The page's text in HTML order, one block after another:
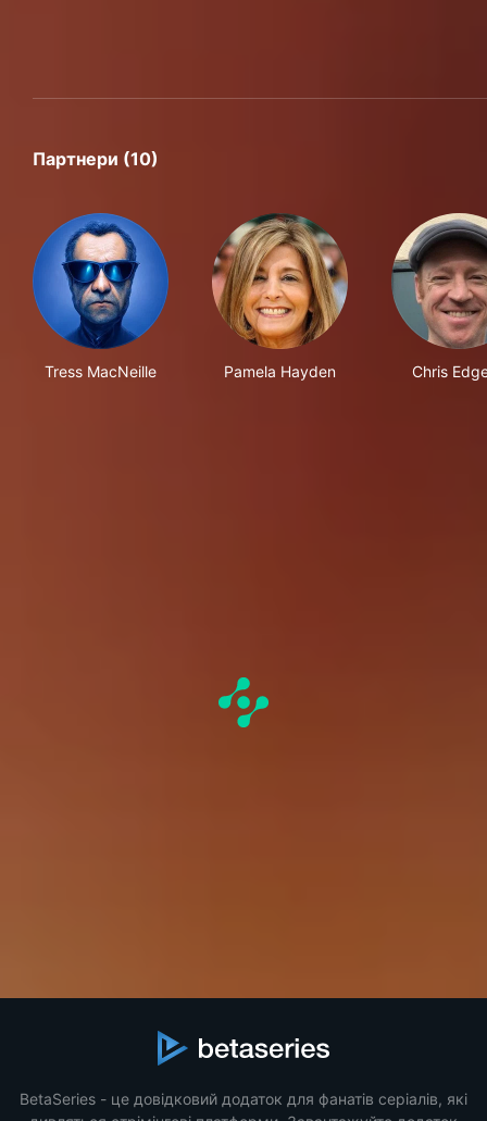
Партнери (10)
Tress MacNeille Pamela Hayden Chris
BetaSeries - це довідковий додаток для фанатів серіалів, які